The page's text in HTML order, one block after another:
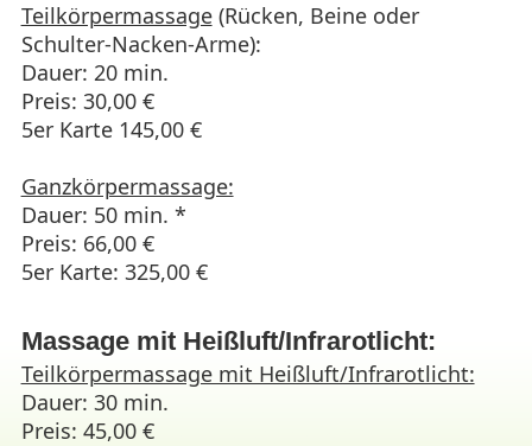
Teilkörpermassage(Rücken, Beine oder
Schulter-Nacken-Arme):
Dauer: 20 min.
Preis: 30,00 €
5er Karte 145,00 €
Ganzkörpermassage:
Dauer: 50 min. *
Preis: 66,00 €
5er Karte: 325,00 €
Massage mit Heißluft/Infrarotlicht:
Teilkörpermassage mit Heißluft/Infrarotlicht:
Dauer: 30 min.
Preis: 45,00 €